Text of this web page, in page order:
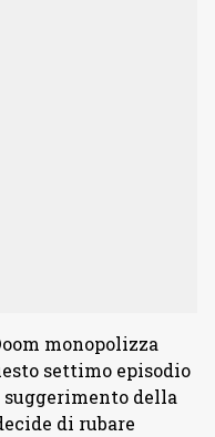
monopolizza
settimo episodio
suggerimento della
di rubare